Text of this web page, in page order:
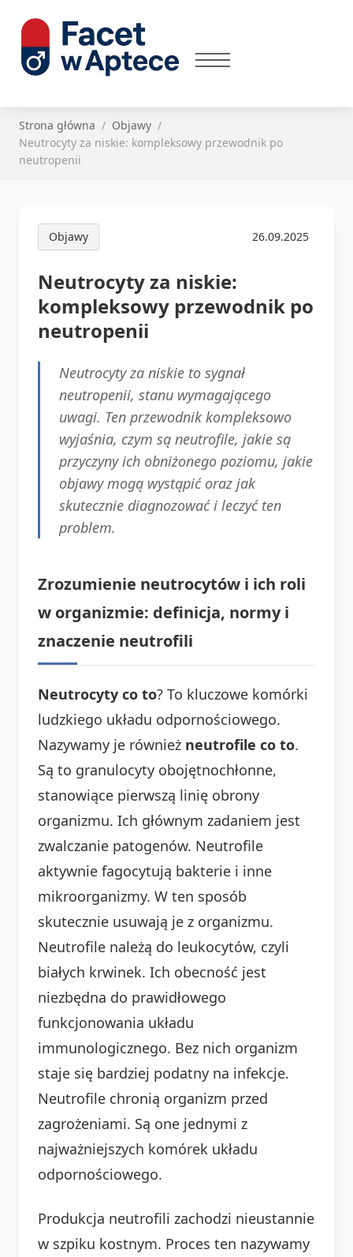
Strona główna
Objawy
Neutrocyty za niskie: kompleksowy przewodnik po
neutropenii
Objawy 26.09.2025
Neutrocyty za niskie:
kompleksowy przewodnik po
neutropenii
Neutrocyty za niskie to sygnał
neutropenii, stanu wymagającego
uwagi. Ten przewodnik kompleksowo
wyjaśnia, czym są neutrofile, jakie są
przyczyny ich obniżonego poziomu, jakie
objawy mogą wystąpić oraz jak
skutecznie diagnozować i leczyć ten
problem.
Zrozumienie neutrocytów i ich roli
w organizmie: definicja, normy i
znaczenie neutrofili
Neutrocyty co to? To kluczowe komórki
ludzkiego układu odpornościowego.
Nazywamy je również neutrofile co to.
Są to granulocyty obojętnochłonne,
stanowiące pierwszą linię obrony
organizmu. Ich głównym zadaniem jest
zwalczanie patogenów. Neutrofile
aktywnie fagocytują bakterie i inne
mikroorganizmy. W ten sposób
skutecznie usuwają je z organizmu.
Neutrofile należą do leukocytów, czyli
białych krwinek. Ich obecność jest
niezbędna do prawidłowego
funkcjonowania układu
immunologicznego. Bez nich organizm
staje się bardziej podatny na infekcje.
Neutrofile chronią organizm przed
zagrożeniami. Są one jednymi z
najważniejszych komórek układu
odpornościowego.
Produkcja neutrofili zachodzi nieustannie
w szpiku kostnym. Proces ten nazywamy